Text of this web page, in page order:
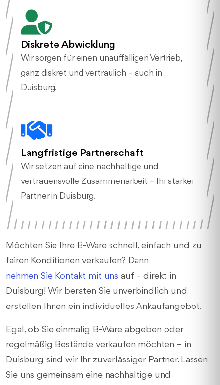
Diskrete Abwicklung
Wir sorgen für einen unauffälligen Vertrieb,
ganz diskret und vertraulich – auch in
Duisburg.
Langfristige Partnerschaft
Wir setzen auf eine nachhaltige und
vertrauensvolle Zusammenarbeit – Ihr starker
Partner in Duisburg.
Möchten Sie Ihre B-Ware schnell, einfach und zu
fairen Konditionen verkaufen? Dann
nehmen Sie Kontakt mit uns auf – direkt in
Duisburg! Wir beraten Sie unverbindlich und
erstellen Ihnen ein individuelles Ankaufangebot.
Egal, ob Sie einmalig B-Ware abgeben oder
regelmäßig Bestände verkaufen möchten – in
Duisburg sind wir Ihr zuverlässiger Partner. Lassen
Sie uns gemeinsam eine nachhaltige und